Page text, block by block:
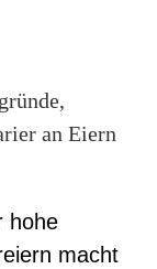
an Eiern
hohe
macht